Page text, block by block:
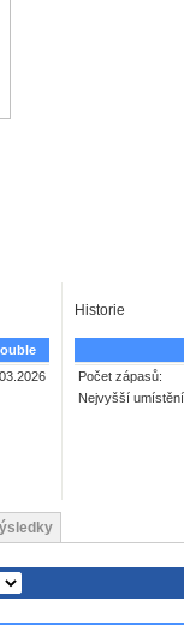
Historie
Počet zápasů:
Nejvyšší